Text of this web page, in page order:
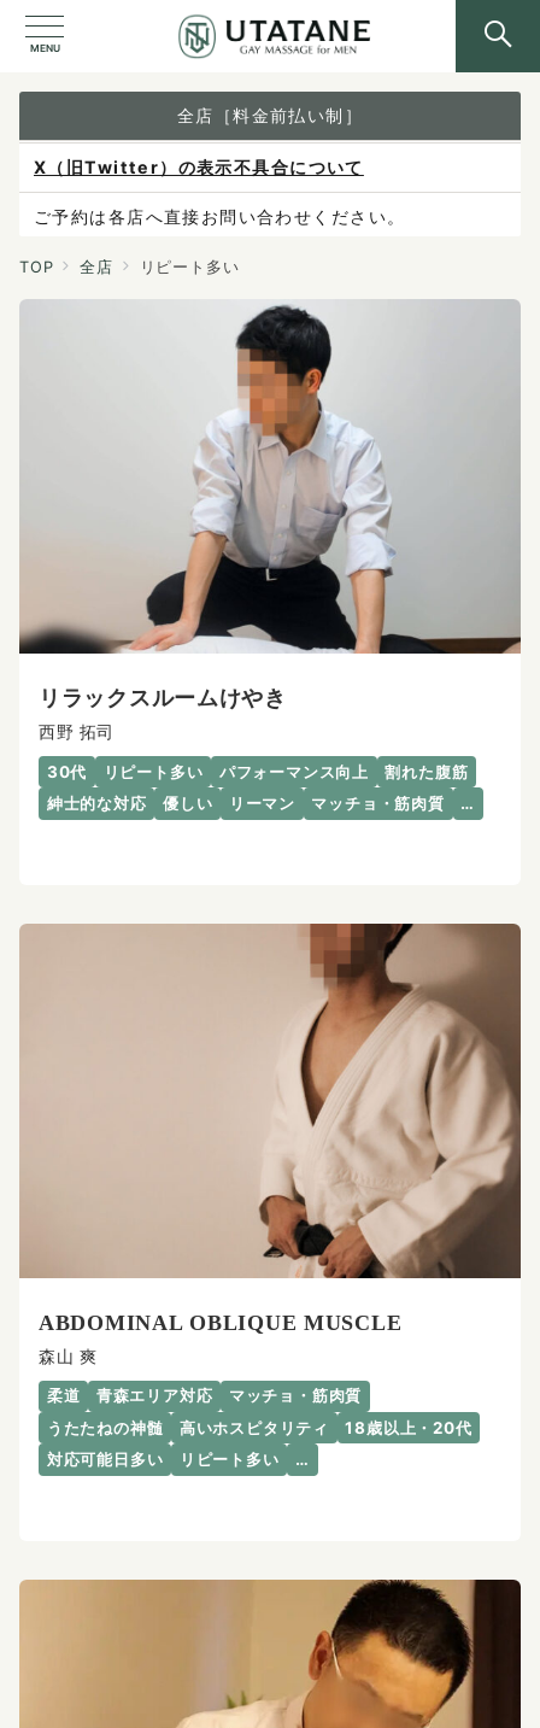
MENU
全店［料金前払い制］
X（旧Twitter）の表示不具合について
ご予約は各店へ直接お問い合わせください。
料金は当日施術前にお支払いください。
TOP 全店 リピート多い
リラックスルームけやき
西野 拓司
30代 リピート多い パフォーマンス向上
割れた腹筋
紳士的な対応
優しい リーマン マッチョ・筋肉質 …
ABDOMINAL OBLIQUE MUSCLE
森山 爽
柔道 青森エリア対応
マッチョ・筋肉質
うたたねの神髄
高いホスピタリティ
18歳以上・20代
対応可能日多い
リピート多い …